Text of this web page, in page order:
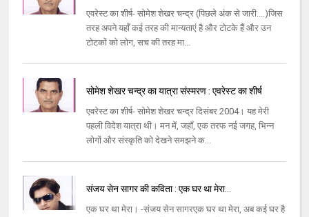
एवरेस्ट का शीर्ष- सोमेश शेखर चन्द्र (पिछले अंक से जारी....)जिस
तरह अपने यहाँ कई तरह की मान्यताएं है और टोटके हैं और उन
टोटकों को लोग, सच की तरह मा...
सोमेश शेखर चन्द्र का यात्रा संस्मरण : एवरेस्ट का शीर्ष
एवरेस्ट का शीर्ष- सोमेश शेखर चन्द्र दिसंबर 2004। यह मेरी
पहली विदेश यात्रा थी। मन में, जहाँ, एक तरफ नई जगह, भिन्न
लोगों और संस्कृति को देखने समझने क...
संजय सेन सागर की कविता : एक घर था मेरा...
एक घर था मेरा। -संजय सेन सागरएक घर था मेरा, अब कई घर है